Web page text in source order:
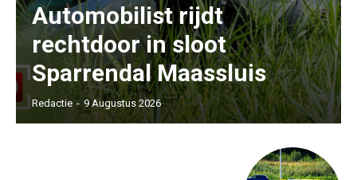
Automobilist rijdt
rechtdoor in sloot
Sparrendal Maassluis
Redactie - 9 Augustus 2026